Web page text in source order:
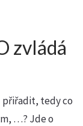
zvládá
přiřadit, tedy co
…? Jde o